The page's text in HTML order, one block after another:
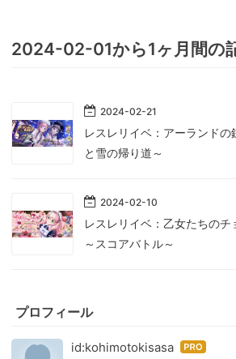
2024-02-01から1ヶ月間の
2024-02-21
レスレリイベ：アーランド
と雪の帰り道～
2024-02-10
レスレリイベ：乙女たちのチ
～スコアバトル～
プロフィール
id:kohimotokisasa はて